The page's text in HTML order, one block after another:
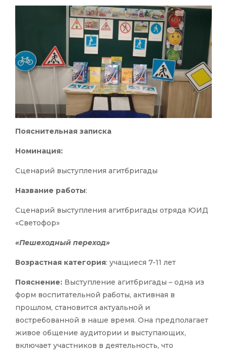
Пояснительная записка
Номинация:
Сценарий выступления агитбригады
Название работы:
Сценарий выступления агитбригады отряда ЮИД
«Светофор»
«Пешеходный переход»
Возрастная категория: учащиеся 7-11 лет
Пояснение: Выступление агитбригады – одна из
форм воспитательной работы, активная в
прошлом, становится актуальной и
востребованной в наше время. Она предполагает
живое общение аудитории и выступающих,
включает участников в деятельность, что